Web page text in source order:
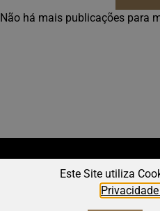
Não há mais publicações para
Este Site utiliza